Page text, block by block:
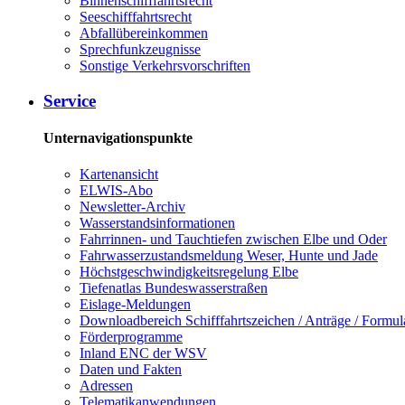
Seeschifffahrtsrecht
Abfallübereinkommen
Sprechfunkzeugnisse
Sonstige Verkehrsvorschriften
Service
Unternavigationspunkte
Kartenansicht
ELWIS-Abo
Newsletter-Archiv
Wasserstandsinformationen
Fahrrinnen- und Tauchtiefen zwischen Elbe und Oder
Fahrwasserzustandsmeldung Weser, Hunte und Jade
Höchstgeschwindigkeitsregelung Elbe
Tiefenatlas Bundeswasserstraßen
Eislage-Meldungen
Downloadbereich Schifffahrtszeichen / Anträge /
Förderprogramme
Inland ENC der WSV
Daten und Fakten
Adressen
Telematikanwendungen